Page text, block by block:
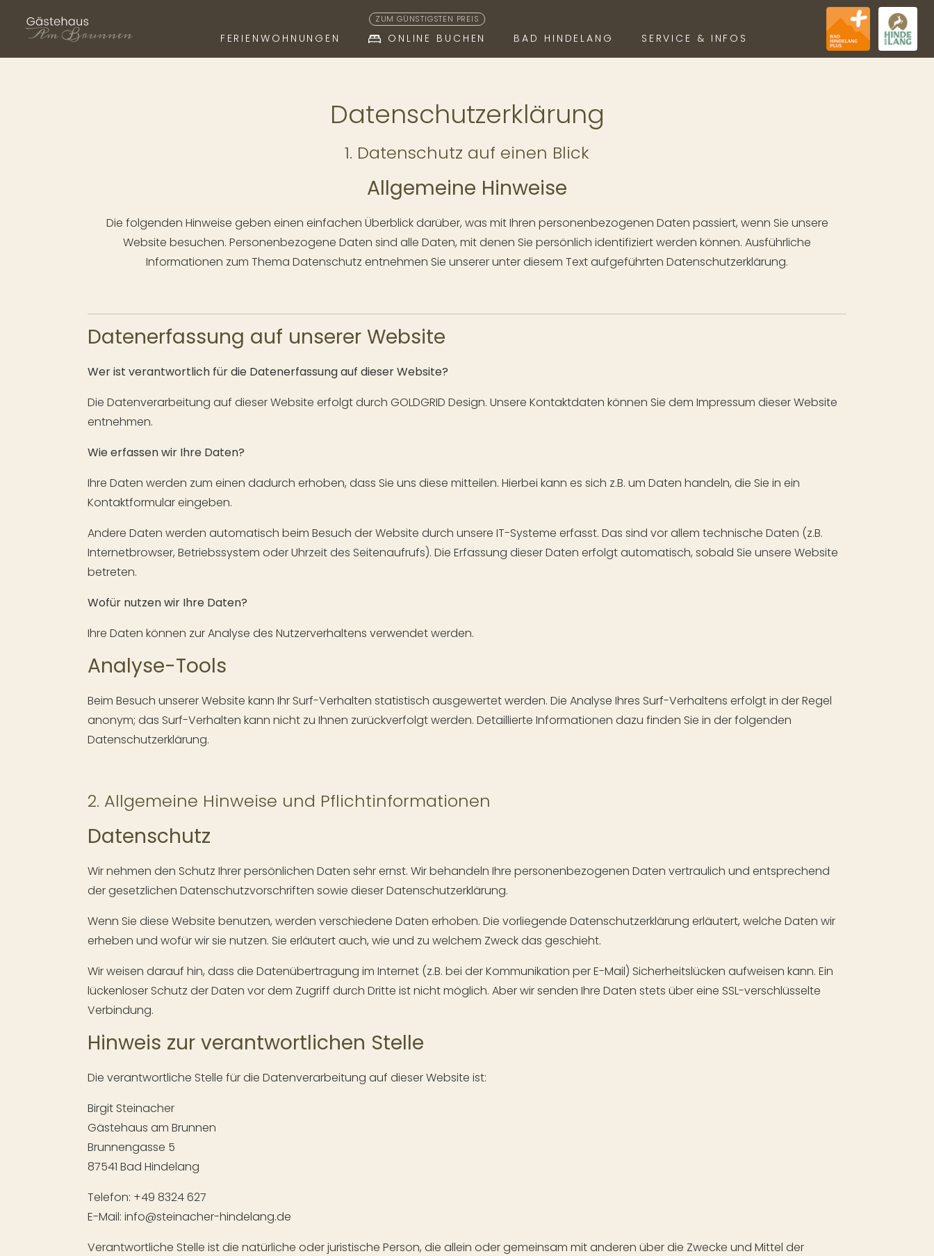
FERIENWOHNUNGEN
ZUM GÜNSTIGSTEN PREIS
ONLINE BUCHEN BAD HINDELANG
SERVICE & INFOS
Datenschutzerklärung
1. Datenschutz auf einen Blick
Allgemeine Hinweise
Die folgenden Hinweise geben einen einfachen Überblick darüber, was mit Ihren personenbezogenen Daten passiert, wenn Sie unsere
Website besuchen. Personenbezogene Daten sind alle Daten, mit denen Sie persönlich identifiziert werden können. Ausführliche
Informationen zum Thema Datenschutz entnehmen Sie unserer unter diesem Text aufgeführten Datenschutzerklärung.
Datenerfassung auf unserer Website
Wer ist verantwortlich für die Datenerfassung auf dieser Website?
Die Datenverarbeitung auf dieser Website erfolgt durch GOLDGRID Design. Unsere Kontaktdaten können Sie dem Impressum dieser Website
entnehmen.
Wie erfassen wir Ihre Daten?
Ihre Daten werden zum einen dadurch erhoben, dass Sie uns diese mitteilen. Hierbei kann es sich z.B. um Daten handeln, die Sie in ein
Kontaktformular eingeben.
Andere Daten werden automatisch beim Besuch der Website durch unsere IT-Systeme erfasst. Das sind vor allem technische Daten (z.B.
Internetbrowser, Betriebssystem oder Uhrzeit des Seitenaufrufs). Die Erfassung dieser Daten erfolgt automatisch, sobald Sie unsere Website
betreten.
Wofür nutzen wir Ihre Daten?
Ihre Daten können zur Analyse des Nutzerverhaltens verwendet werden.
Analyse-Tools
Beim Besuch unserer Website kann Ihr Surf-Verhalten statistisch ausgewertet werden. Die Analyse Ihres Surf-Verhaltens erfolgt in der Regel
anonym; das Surf-Verhalten kann nicht zu Ihnen zurückverfolgt werden. Detaillierte Informationen dazu finden Sie in der folgenden
Datenschutzerklärung.
2. Allgemeine Hinweise und Pflichtinformationen
Datenschutz
Wir nehmen den Schutz Ihrer persönlichen Daten sehr ernst. Wir behandeln Ihre personenbezogenen Daten vertraulich und entsprechend
der gesetzlichen Datenschutzvorschriften sowie dieser Datenschutzerklärung.
Wenn Sie diese Website benutzen, werden verschiedene Daten erhoben. Die vorliegende Datenschutzerklärung erläutert, welche Daten wir
erheben und wofür wir sie nutzen. Sie erläutert auch, wie und zu welchem Zweck das geschieht.
Wir weisen darauf hin, dass die Datenübertragung im Internet (z.B. bei der Kommunikation per E-Mail) Sicherheitslücken aufweisen kann. Ein
lückenloser Schutz der Daten vor dem Zugriff durch Dritte ist nicht möglich. Aber wir senden Ihre Daten stets über eine SSL-verschlüsselte
Verbindung.
Hinweis zur verantwortlichen Stelle
Die verantwortliche Stelle für die Datenverarbeitung auf dieser Website ist:
Birgit Steinacher
Gästehaus am Brunnen
Brunnengasse 5
87541 Bad Hindelang
Telefon: +49 8324 627
E-Mail: info@steinacher-hindelang.de
Verantwortliche Stelle ist die natürliche oder juristische Person, die allein oder gemeinsam mit anderen über die Zwecke und Mittel der